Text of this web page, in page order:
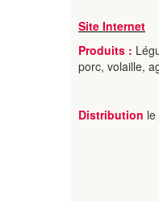
Site Internet
Produits :
porc, volaille,
Distribution